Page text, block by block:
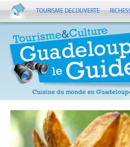
Cuisine du monde en
TOURISME DECOUVERTE